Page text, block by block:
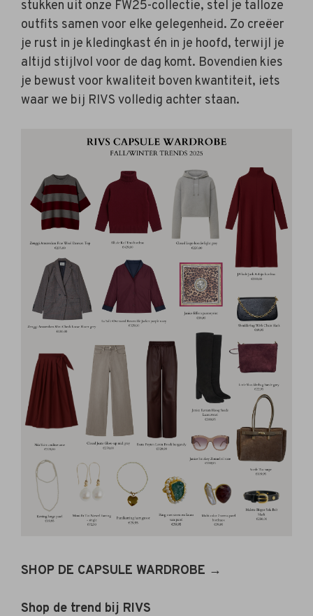
stukken uit onze FW25-collectie, stel je talloze
outfits samen voor elke gelegenheid. Zo creëer
je rust in je kledingkast én in je hoofd, terwijl je
altijd stijlvol voor de dag komt. Bovendien kies
je bewust voor kwaliteit boven kwantiteit, iets
waar we bij RIVS volledig achter staan.
SHOP DE CAPSULE WARDROBE →
Shop de trend bij RIVS